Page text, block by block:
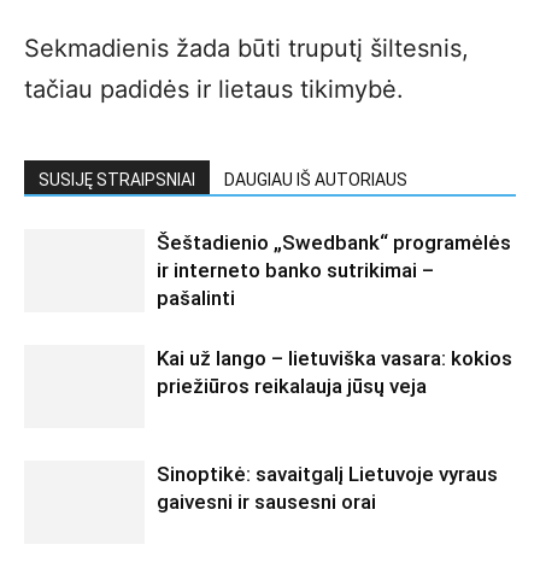
Sekmadienis žada būti truputį šiltesnis,
tačiau padidės ir lietaus tikimybė.
SUSIJĘ STRAIPSNIAI DAUGIAU IŠ AUTORIAUS
Šeštadienio „Swedbank“ programėlės
ir interneto banko sutrikimai –
pašalinti
Kai už lango – lietuviška vasara: kokios
priežiūros reikalauja jūsų veja
Sinoptikė: savaitgalį Lietuvoje vyraus
gaivesni ir sausesni orai